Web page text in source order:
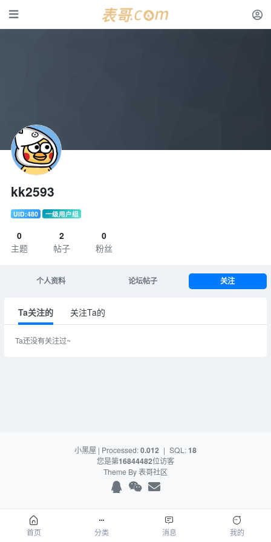
kk2593
UID:480 一级用户组
0
主题
2
帖子
0
粉丝
个人资料 论坛帖子 关注
Ta关注的 关注Ta的
Ta还没有关注过~
小黑屋 | Processed:0.012 | SQL:18
您是第16844482位访客
Theme By表哥社区
首页 分类 消息 我的